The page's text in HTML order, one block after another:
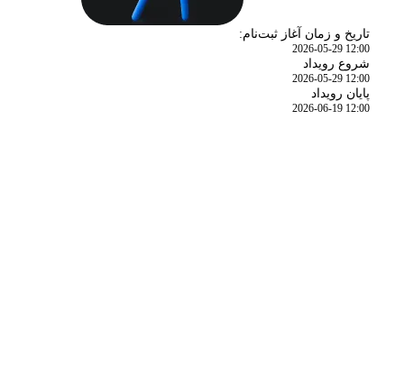
تاریخ و زمان آغاز ثبت‌نام:
2026-05-29 12:00
شروع رویداد
2026-05-29 12:00
پایان رویداد
2026-06-19 12:00